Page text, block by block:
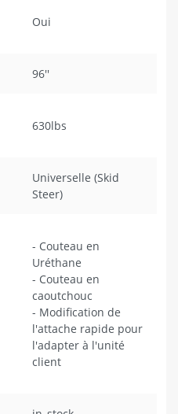
Oui
96''
630lbs
Universelle (Skid
Steer)
- Couteau en
Uréthane
- Couteau en
caoutchouc
- Modification de
l'attache rapide pour
l'adapter à l'unité
client